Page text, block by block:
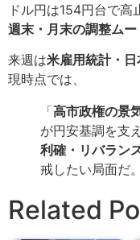
ドル円は154円台で高
週末・月末の調整ムー
来週は米雇用統計・
現時点では、
「高市政権の景
が円安基調を支
利確・リバラン
戒したい局面だ。
Related